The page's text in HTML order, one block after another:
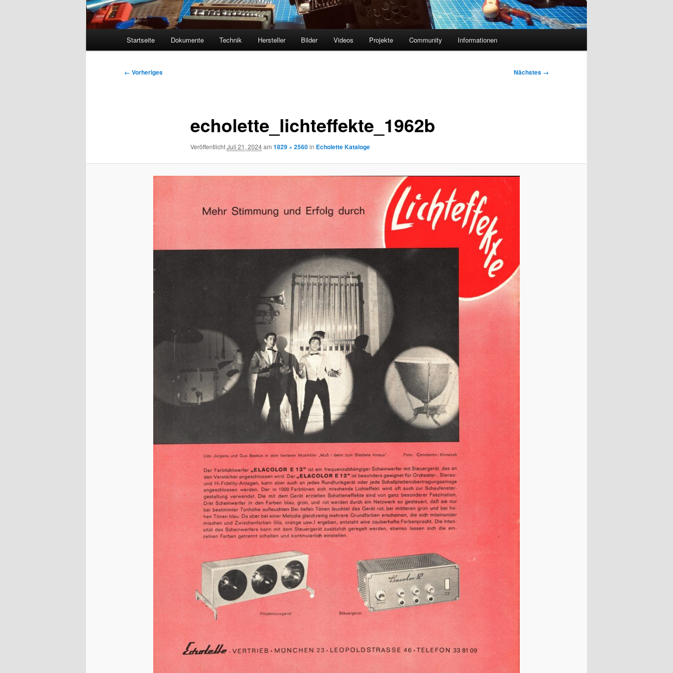
Startseite Dokumente Technik Hersteller Bilder Videos Projekte Community Informationen
Bilder-
← Vorheriges Nächstes →
echolette_lichteffekte_1962b
VeröffentlichtJuli 21, 2024am 1829 × 2560in Echolette Kataloge